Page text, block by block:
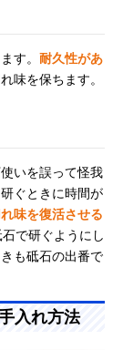
す。 耐久性があ
味を保ちます。
いを誤って怪我
ぐときに時間が
味を復活させる
で研ぐようにし
も砥石の出番で
入れ方法